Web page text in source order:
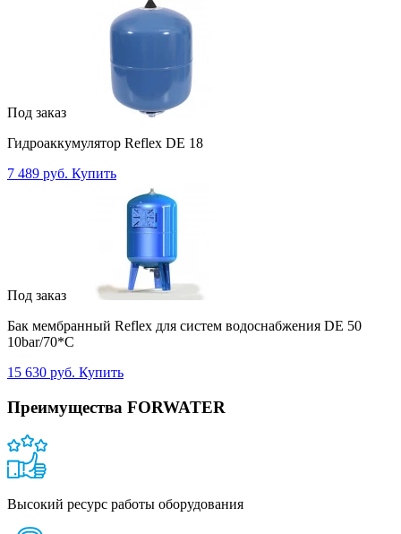
Под заказ
Гидроаккумулятор Reflex DE 18
7 489 руб. Купить
Под заказ
Бак мембранный Reflex для систем водоснабжения DE 50
10bar/70*C
15 630 руб. Купить
Преимущества FORWATER
Высокий ресурс работы оборудования